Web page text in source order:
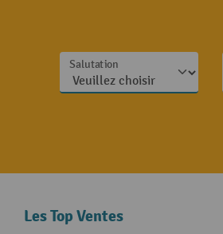
Salutation
Les Top Ventes